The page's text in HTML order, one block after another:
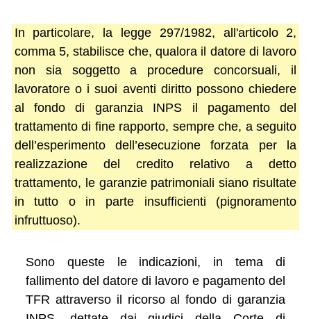
In particolare, la legge 297/1982, all'articolo 2,
comma 5, stabilisce che, qualora il datore di lavoro
non sia soggetto a procedure concorsuali, il
lavoratore o i suoi aventi diritto possono chiedere
al fondo di garanzia INPS il pagamento del
trattamento di fine rapporto, sempre che, a seguito
dell’esperimento dell’esecuzione forzata per la
realizzazione del credito relativo a detto
trattamento, le garanzie patrimoniali siano risultate
in tutto o in parte insufficienti (pignoramento
infruttuoso).
Sono queste le indicazioni, in tema di
fallimento del datore di lavoro e pagamento del
TFR attraverso il ricorso al fondo di garanzia